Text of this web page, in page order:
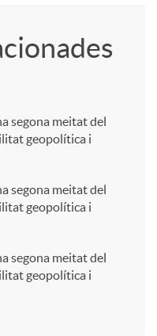
segona meitat del
geopolítica i
segona meitat del
geopolítica i
segona meitat del
geopolítica i